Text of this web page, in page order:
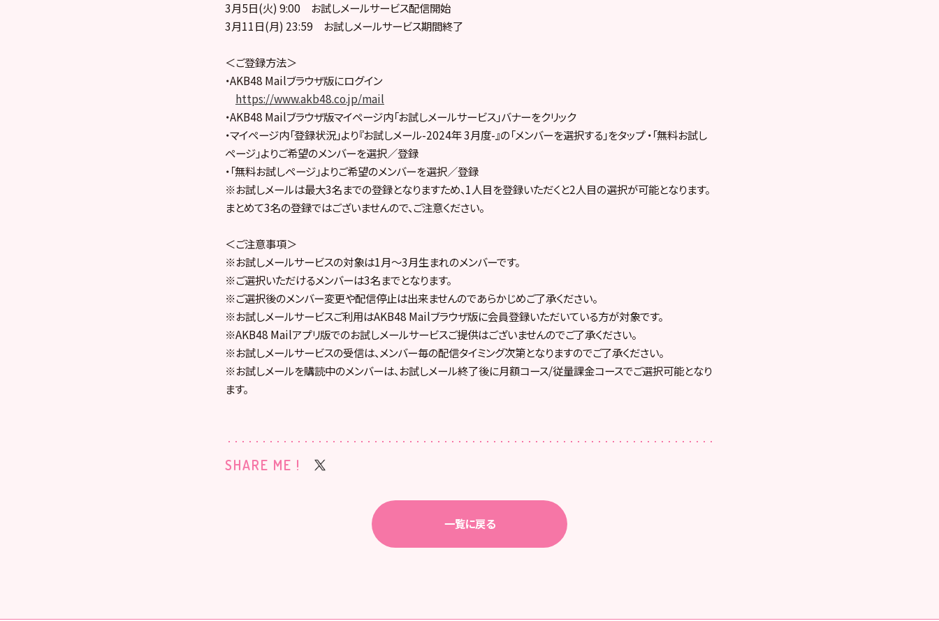
3月5日(火) 9:00 お試しメールサービス配信開始
3月11日(月) 23:59 お試しメールサービス期間終了
＜ご登録方法＞
・AKB48 Mailブラウザ版にログイン
https://www.akb48.co.jp/mail
・AKB48 Mailブラウザ版マイページ内「お試しメールサービス」バナーをクリック
・マイページ内「登録状況」より『お試しメール-2024年 3月度-』の「メンバーを選択する」をタップ ・「無料お試し
ページ」よりご希望のメンバーを選択／登録
・「無料お試しページ」よりご希望のメンバーを選択／登録
※お試しメールは最大3名までの登録となりますため、1人目を登録いただくと2人目の選択が可能となります。
まとめて3名の登録ではございませんので、ご注意ください。
＜ご注意事項＞
※お試しメールサービスの対象は1月〜3月生まれのメンバーです。
※ご選択いただけるメンバーは3名までとなります。
※ご選択後のメンバー変更や配信停止は出来ませんのであらかじめご了承ください。
※お試しメールサービスご利用はAKB48 Mailブラウザ版に会員登録いただいている方が対象です。
※AKB48 Mailアプリ版でのお試しメールサービスご提供はございませんのでご了承ください。
※お試しメールサービスの受信は、メンバー毎の配信タイミング次第となりますのでご了承ください。
※お試しメールを購読中のメンバーは、お試しメール終了後に月額コース/従量課金コースでご選択可能となり
ます。
SHARE ME !
一覧に戻る